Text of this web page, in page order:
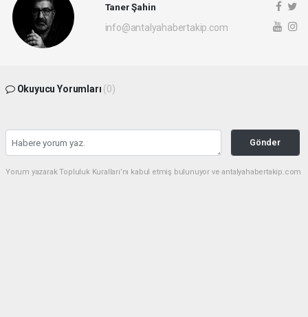
Taner Şahin
info@antalyahabertakip.com
Okuyucu Yorumları (0)
Gönder
Yorum yazarak Topluluk Kuralları’nı kabul etmiş bulunuyor ve antalyahabertakip.com